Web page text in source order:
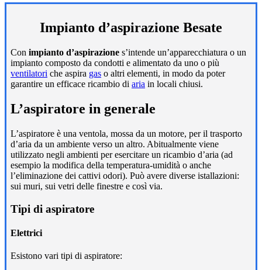
Impianto d’aspirazione Besate
Con impianto d’aspirazione s’intende un’apparecchiatura o un
impianto composto da condotti e alimentato da uno o più
ventilatori che aspira gas o altri elementi, in modo da poter
garantire un efficace ricambio di aria in locali chiusi.
L’aspiratore in generale
L’aspiratore è una ventola, mossa da un motore, per il trasporto
d’aria da un ambiente verso un altro. Abitualmente viene
utilizzato negli ambienti per esercitare un ricambio d’aria (ad
esempio la modifica della temperatura-umidità o anche
l’eliminazione dei cattivi odori). Può avere diverse istallazioni:
sui muri, sui vetri delle finestre e così via.
Tipi di aspiratore
Elettrici
Esistono vari tipi di aspiratore: